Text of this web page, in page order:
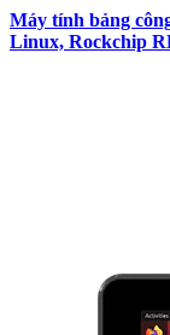
Máy tính bảng
Linux, Rockchip